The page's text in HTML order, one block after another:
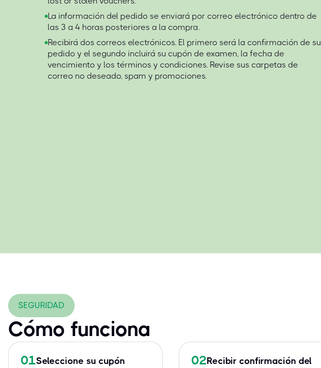
La información del pedido se enviará por correo electrónico dentro de
las 3 a 4 horas posteriores a la compra.
Recibirá dos correos electrónicos. El primero será la confirmación de su
pedido y el segundo incluirá su cupón de examen, la fecha de
vencimiento y los términos y condiciones. Revise sus carpetas de
correo no deseado, spam y promociones.
SEGURIDAD
Cómo funciona
01Seleccione su cupón 02 Recibir confirmación del